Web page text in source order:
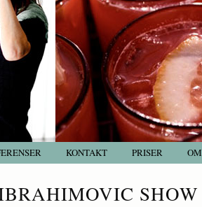
KONTAKT PRISER OM
SHOW